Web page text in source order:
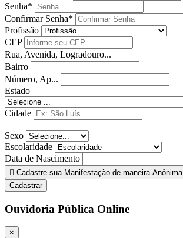
Senha*
Confirmar Senha*
Profissão
CEP
Rua, Avenida, Logradouro...
Bairro
Número, Ap...
Estado
Cidade
Sexo
Escolaridade
Data de Nascimento
Cadastre sua Manifestação de maneira Anônima
Cadastrar
Ouvidoria Pública Online
×